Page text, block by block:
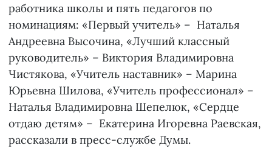
работника школы и пять педагогов по
номинациям: «Первый учитель» – Наталья
Андреевна Высочина, «Лучший классный
руководитель» – Виктория Владимировна
Чистякова, «Учитель наставник» – Марина
Юрьевна Шилова, «Учитель профессионал» –
Наталья Владимировна Шепелюк, «Сердце
отдаю детям» – Екатерина Игоревна Раевская,
рассказали в пресс-службе Думы.